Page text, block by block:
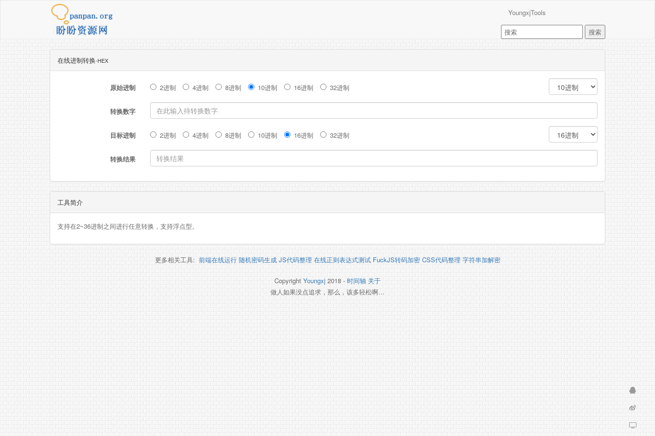
YoungxjTools
在线进制转换-HEX
原始进制 2进制 4进制 8进制 10进制 16进制 32进制
转换数字
目标进制 2进制 4进制 8进制 10进制 16进制 32进制
转换结果
工具简介
支持在2~36进制之间进行任意转换，支持浮点型。
更多相关工具: 前端在线运行 随机密码生成 JS代码整理 在线正则表达式测试 FuckJS转码加密 CSS代码整理 字符串加解密
Copyright Youngxj 2018 - 时间轴 关于
做人如果没点追求，那么，该多轻松啊…